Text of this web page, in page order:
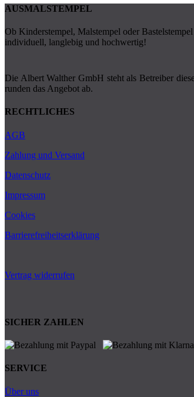
AUSMALSTEMPEL
Ob Kinderstempel, Malstempel oder
individuell, langlebig und hochwertig!
Die Albert Walther GmbH steht als Betreiber
runden das Angebot ab.
RECHTLICHES
AGB
Zahlung und Versand
Datenschutz
Impressum
Cookies
Barrierefreiheitserklärung
Vertrag widerrufen
SICHER ZAHLEN
SERVICE
Über uns